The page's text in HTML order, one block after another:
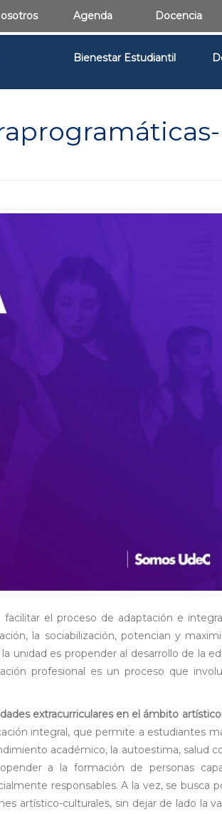
Agenda Docencia
Bienestar Estudiantil
el proceso de adaptación e
la sociabilización, potencian y
unidad es propender al desarrollo de la
profesional es un proceso que
extracurriculares en el ámbito
integral, que permite a estudiantes
académico, la autoestima, salud
a la formación de personas
responsables. A la vez, se busca
artístico-culturales, sin dejar de lado la